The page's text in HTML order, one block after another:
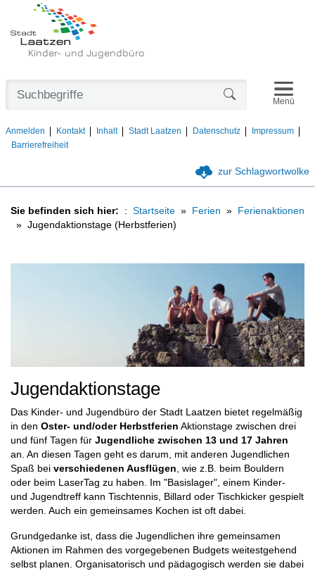
Kinder- und Jugendbüro
Anmelden Kontakt Inhalt Stadt Laatzen Datenschutz
Impressum
Barrierefreiheit
Menü
zur Schlagwortwolke
Sie befinden sich hier: Startseite Ferien
Ferienaktionen
Jugendaktionstage (Herbstferien)
Jugendaktionstage
Das Kinder- und Jugendbüro der Stadt Laatzen bietet regelmäßig
in den Oster- und/oder Herbstferien Aktionstage zwischen drei
und fünf Tagen für Jugendliche zwischen 13 und 17 Jahren
an. An diesen Tagen geht es darum, mit anderen Jugendlichen
Spaß bei verschiedenen Ausflügen, wie z.B. beim Bouldern
oder beim LaserTag zu haben. Im "Basislager", einem Kinder-
und Jugendtreff kann Tischtennis, Billard oder Tischkicker gespielt
werden. Auch ein gemeinsames Kochen ist oft dabei.
Grundgedanke ist, dass die Jugendlichen ihre gemeinsamen
Aktionen im Rahmen des vorgegebenen Budgets weitestgehend
selbst planen. Organisatorisch und pädagogisch werden sie dabei